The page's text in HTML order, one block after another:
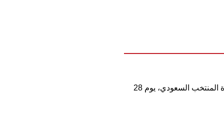
خاض منتخب العراق مباراة تجريبية، اليوم السبت، أمام نفط الجنوب، في البصرة، تحضيرا لملاقاة المنتخب السعودي، يوم 28